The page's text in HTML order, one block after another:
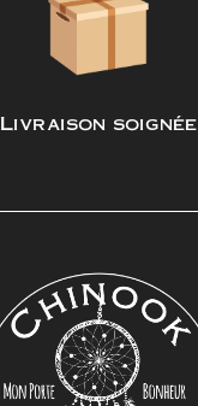
Livraison soignée